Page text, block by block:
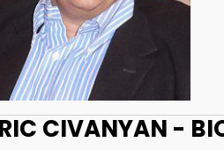
CIVANYAN -